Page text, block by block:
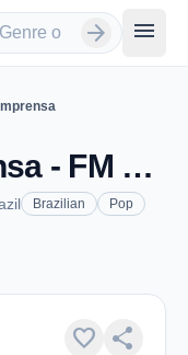
arrow_forward menu
Radio Imprensa - FM 102.5 - São Paulo
Brazilian
Pop
favorite share